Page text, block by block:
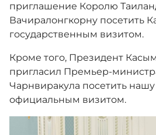
приглашение Королю
Вачиралонгкорну посетить
государственным визитом.
Кроме того, Президент
пригласил Премьер-
Чарнвиракула посетить нашу
официальным визитом.